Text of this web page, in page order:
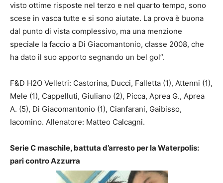
visto ottime risposte nel terzo e nel quarto tempo, sono
scese in vasca tutte e si sono aiutate. La prova è buona
dal punto di vista complessivo, ma una menzione
speciale la faccio a Di Giacomantonio, classe 2008, che
ha dato il suo apporto segnando un bel gol”.
F&D H2O Velletri: Castorina, Ducci, Falletta (1), Attenni (1),
Mele (1), Cappelluti, Giuliano (2), Picca, Aprea G., Aprea
A. (5), Di Giacomantonio (1), Cianfarani, Gaibisso,
Iacomino. Allenatore: Matteo Calcagni.
Serie C maschile, battuta d’arresto per la Waterpolis:
pari contro Azzurra